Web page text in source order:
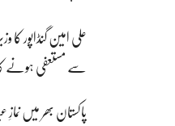
علی امین گنڈاپور کا
سے مستعفی ہونے
پاکستان بھر میں